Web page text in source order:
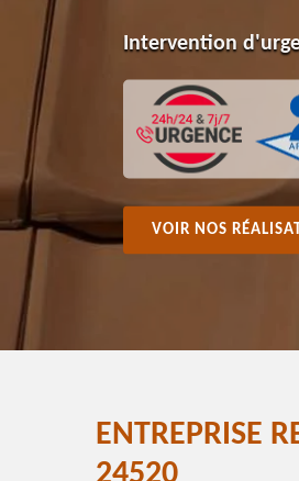
Intervention
VOIR NOS
ENTREPRISE